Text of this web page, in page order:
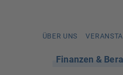
ÜBER UNS
Finanzen &